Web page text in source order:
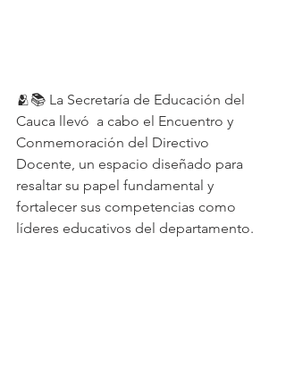
🫂📚 La Secretaría de Educación del
Cauca llevó  a cabo el Encuentro y
Conmemoración del Directivo
Docente, un espacio diseñado para
resaltar su papel fundamental y
fortalecer sus competencias como
líderes educativos del departamento.